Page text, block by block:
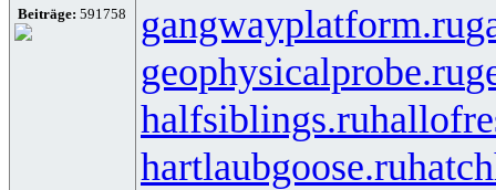
Beiträge: 591758
gangwayplatform.ru
geophysicalprobe.ru
halfsiblings.ru
hartlaubgoose.ru